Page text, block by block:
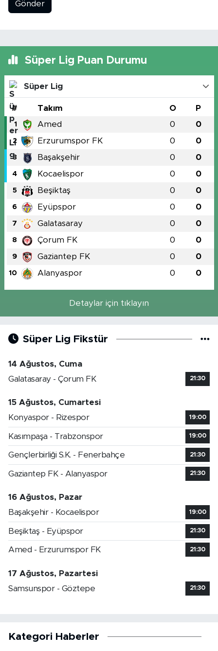
Gönder
Süper Lig Puan Durumu
Süper Lig
# Takım O P
1 Amed 0 0
2 Erzurumspor FK 0 0
3 Başakşehir 0 0
4 Kocaelispor 0 0
5 Beşiktaş 0 0
6 Eyüpspor 0 0
7 Galatasaray 0 0
8 Çorum FK 0 0
9 Gaziantep FK 0 0
10 Alanyaspor 0 0
Detaylar için tıklayın
Süper Lig Fikstür
14 Ağustos, Cuma
Galatasaray - Çorum FK
21:30
15 Ağustos, Cumartesi
Konyaspor - Rizespor
19:00
Kasımpaşa - Trabzonspor 19:00
Gençlerbirliği S.K. - Fenerbahçe 21:30
Gaziantep FK - Alanyaspor 21:30
16 Ağustos, Pazar
Başakşehir - Kocaelispor
19:00
Beşiktaş - Eyüpspor 21:30
Amed - Erzurumspor FK 21:30
17 Ağustos, Pazartesi
Samsunspor - Göztepe
21:30
Kategori Haberler